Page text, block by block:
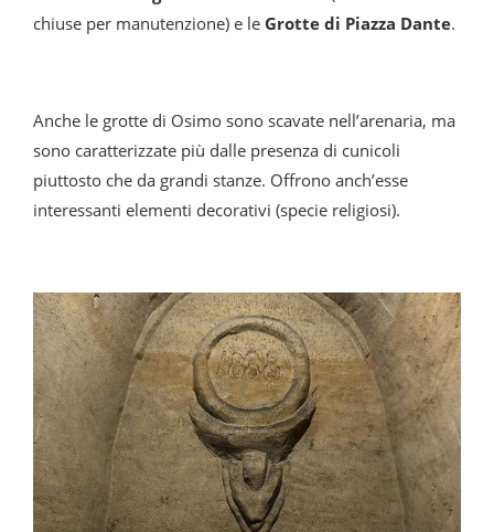
chiuse per manutenzione) e le Grotte di Piazza Dante.
Anche le grotte di Osimo sono scavate nell’arenaria, ma
sono caratterizzate più dalle presenza di cunicoli
piuttosto che da grandi stanze. Offrono anch’esse
interessanti elementi decorativi (specie religiosi).